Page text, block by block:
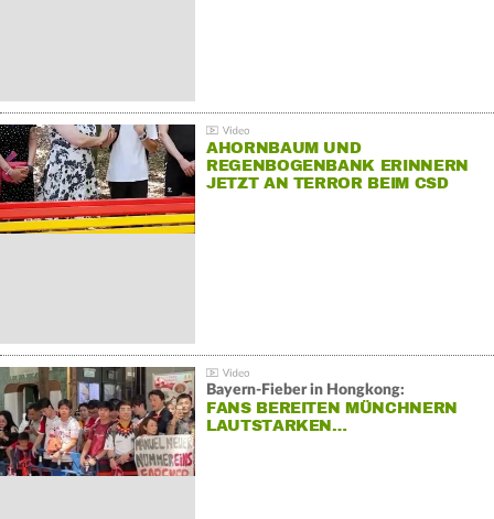
AHORNBAUM UND
REGENBOGENBANK ERINNERN
JETZT AN TERROR BEIM CSD
Bayern-Fieber in Hongkong:
FANS BEREITEN MÜNCHNERN
LAUTSTARKEN…